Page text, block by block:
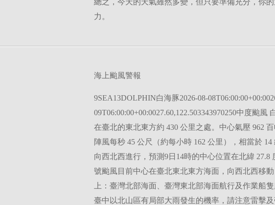
力。
海上颱風警報
9SEA13DOLPHIN白海豚2026-08-
09T06:00:00+00:0027.60,122.503343970250中度颱
在臺北的東北東方約 430 公里之處。中心氣壓 962
陣風每秒 45 公尺（約每小時 162 公里），相當於
向西北西進行，預測9日14時的中心位置在北緯
號颱風目前中心在臺北東北東方海面，向西北西移
上：臺灣北部海面、臺灣東北部海面航行及作業船
臺中以北山區有局部大雨發生的機率，請注意雷擊